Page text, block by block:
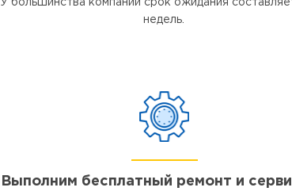
У большинства компаний срок ожидания
недель.
Выполним бесплатный ремонт и